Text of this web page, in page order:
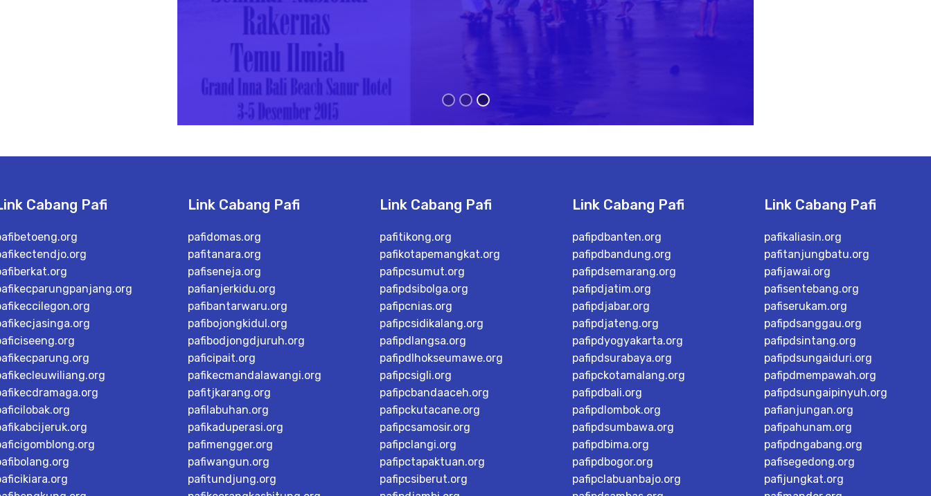
Cabang Pafi Link Cabang Pafi
pafidomas.org
pafitanara.org
pafiseneja.org
pafianjerkidu.org
pafibantarwaru.org
pafibojongkidul.org
pafibodjongdjuruh.org
paficipait.org
pafikecmandalawangi.org
pafitjkarang.org
pafilabuhan.org
pafikaduperasi.org
pafimengger.org
pafiwangun.org
pafitundjung.org
Link Cabang Pafi
pafitikong.org
pafikotapemangkat.org
pafipcsumut.org
pafipdsibolga.org
pafipcnias.org
pafipcsidikalang.org
pafipdlangsa.org
pafipdlhokseumawe.org
pafipcsigli.org
pafipcbandaaceh.org
pafipckutacane.org
pafipcsamosir.org
pafipclangi.org
pafipctapaktuan.org
pafipcsiberut.org
Link Cabang Pafi
pafipdbanten.org
pafipdbandung.org
pafipdsemarang.org
pafipdjatim.org
pafipdjabar.org
pafipdjateng.org
pafipdyogyakarta.org
pafipdsurabaya.org
pafipckotamalang.org
pafipdbali.org
pafipdlombok.org
pafipdsumbawa.org
pafipdbima.org
pafipdbogor.org
pafipclabuanbajo.org
Link Cabang Pafi
pafikaliasin.org
pafitanjungbatu.org
pafijawai.org
pafisentebang.org
pafiserukam.org
pafipdsanggau.org
pafipdsintang.org
pafipdsungaiduri.org
pafipdmempawah.org
pafipdsungaipinyuh.org
pafianjungan.org
pafipahunam.org
pafipdngabang.org
pafisegedong.org
pafijungkat.org